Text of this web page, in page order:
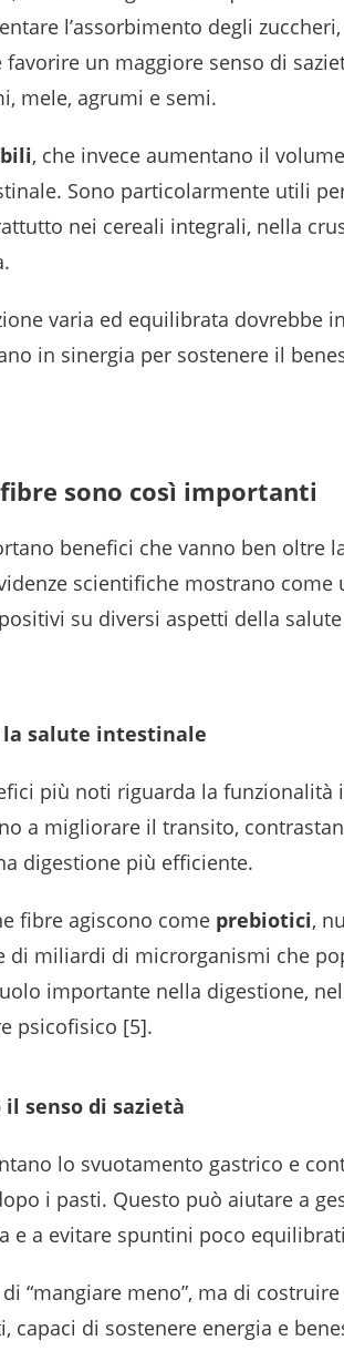
l’assorbimento degli
favorire un maggiore senso di
mele, agrumi e semi.
, che invece aumentano il
Sono particolarmente utili
nei cereali integrali, nella
varia ed equilibrata dovrebbe
in sinergia per sostenere il
sono così importanti
benefici che vanno ben oltre
scientifiche mostrano come
su diversi aspetti della
la salute intestinale
più noti riguarda la funzionalità
a migliorare il transito,
digestione più efficiente.
fibre agiscono come prebiotici,
di miliardi di microrganismi che
importante nella digestione,
psicofisico [5].
il senso di sazietà
lo svuotamento gastrico e
i pasti. Questo può aiutare a
e a evitare spuntini poco
“mangiare meno”, ma di
capaci di sostenere energia e